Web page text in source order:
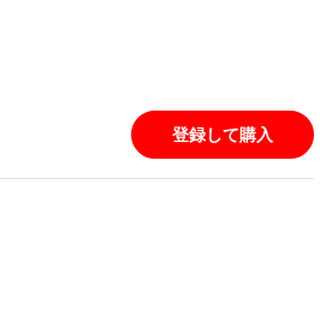
登録して購入